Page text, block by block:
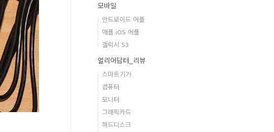
모바일
안드로이드 어플
애플 iOS 어플
갤럭시 S3
얼리어답터_리뷰
스마트기기
컴퓨터
모니터
그래픽카드
하드디스크